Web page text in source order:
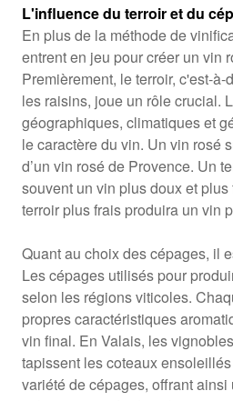
L'influence du terroir et du
En plus de la méthode de
entrent en jeu pour créer un vin
Premièrement, le terroir, c'est-
les raisins, joue un rôle crucial.
géographiques, climatiques et
le caractère du vin. Un vin rosé
d’un vin rosé de Provence. Un
souvent un vin plus doux et
terroir plus frais produira un vin
Quant au choix des cépages, il
Les cépages utilisés pour
selon les régions viticoles.
propres caractéristiques
vin final. En Valais, les
tapissent les coteaux
variété de cépages, offrant